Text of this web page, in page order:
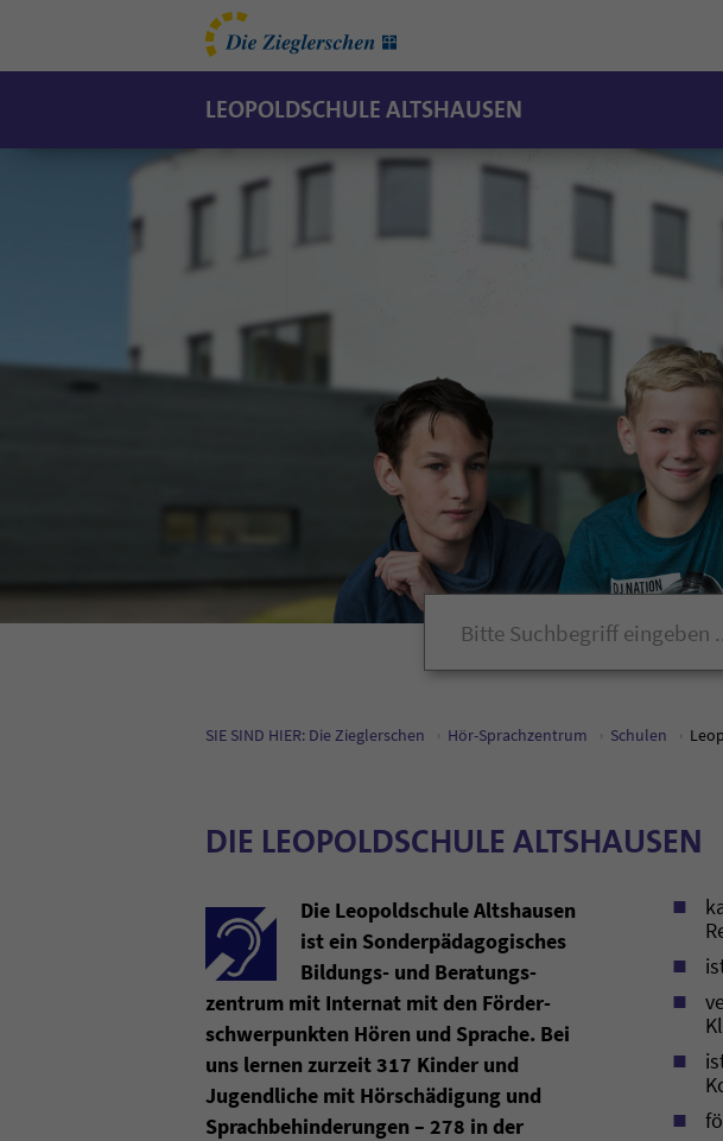
LEOPOLDSCHULE ALTSHAUSEN
SIE SIND HIER: Die Zieglerschen Hör-Sprachzentrum Schulen
DIE LEOPOLDSCHULE ALTSHAUSEN
Die Leopold­schule Alts­hausen
ist ein Sonder­päda­go­gisches
Bildungs- und Beratungs­
zentrum mit Internat mit den Förder­
schwer­punkten Hören und Sprache. Bei
uns lernen zurzeit 317 Kinder und
Jugendliche mit Hör­schädi­gung und
Sprach­behin­derungen – 278 in der